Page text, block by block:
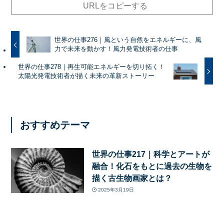
URLをコピーする
世界の仕事276｜風という自然をエネルギーに、風
力で未来を動かす！風力発電技術者の仕事
世界の仕事278｜再生可能エネルギーを切り拓く！
太陽光発電技術者が描く未来の革新ストーリー
おすすめテーマ
世界の仕事217｜科学とアートが
融合！化石をもとに過去の生物を
描く古生物画家とは？
2025年3月19日